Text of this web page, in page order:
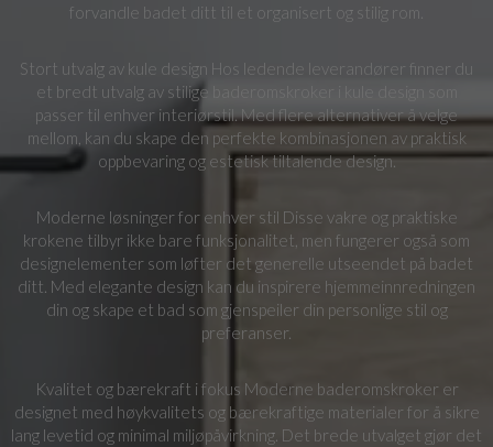
forvandle badet ditt til et organisert og stilig rom.
Stort utvalg av kule design Hos ledende leverandører finner du
et bredt utvalg av stilige baderomskroker i kule design som
passer til enhver interiørstil. Med flere alternativer å velge
mellom, kan du skape den perfekte kombinasjonen av praktisk
oppbevaring og estetisk tiltalende design.
Moderne løsninger for enhver stil Disse vakre og praktiske
krokene tilbyr ikke bare funksjonalitet, men fungerer også som
designelementer som løfter det generelle utseendet på badet
ditt. Med elegante design kan du inspirere hjemmeinnredningen
din og skape et bad som gjenspeiler din personlige stil og
preferanser.
Kvalitet og bærekraft i fokus Moderne baderomskroker er
designet med høykvalitets og bærekraftige materialer for å sikre
lang levetid og minimal miljøpåvirkning. Det brede utvalget gjør det